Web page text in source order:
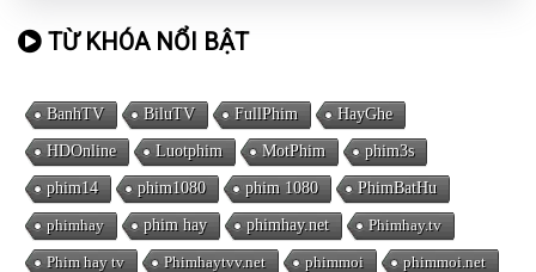
TỪ KHÓA NỔI BẬT
BanhTV BiluTV FullPhim HayGhe
HDOnline Luotphim MotPhim phim3s
phim14 phim1080 phim 1080 PhimBatHu
phimhay phim hay phimhay.net Phimhay.tv
Phim hay tv Phimhaytvv.net phimmoi phimmoi.net